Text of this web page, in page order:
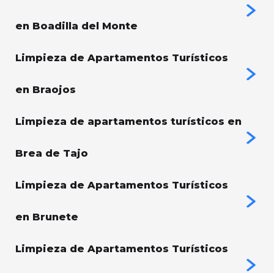
en Boadilla del Monte
Limpieza de Apartamentos Turísticos
en Braojos
Limpieza de apartamentos turísticos en
Brea de Tajo
Limpieza de Apartamentos Turísticos
en Brunete
Limpieza de Apartamentos Turísticos